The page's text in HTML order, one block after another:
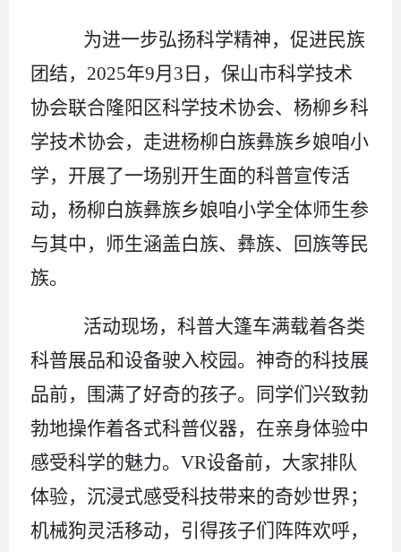
为进一步弘扬科学精神，促进民族
团结， 2025年9月3日，保山市科学技术
协会联合隆阳区科学技术协会、杨柳乡科
学技术协会，走进杨柳白族彝族乡娘咱小
学，开展了一场别开生面的科普宣传活
动，杨柳白族彝族乡娘咱小学全体师生参
与其中，师生涵盖白族、彝族、回族等民
族。
活动现场，科普大篷车满载着各类
科普展品和设备驶入校园。神奇的科技展
品前，围满了好奇的孩子。同学们兴致勃
勃地操作着各式科普仪器，在亲身体验中
感受科学的魅力。 VR设备前，大家排队
体验，沉浸式感受科技带来的奇妙世界；
机械狗灵活移动，引得孩子们阵阵欢呼，